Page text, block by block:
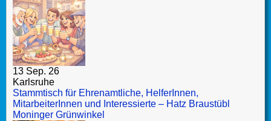
13 Sep. 26
Karlsruhe
Stammtisch für Ehrenamtliche, HelferInnen,
MitarbeiterInnen und Interessierte – Hatz Braustübl
Moninger Grünwinkel